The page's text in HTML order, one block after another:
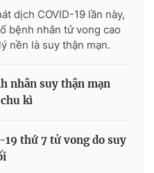
dịch COVID-19 lần này,
bệnh nhân tử vong cao
nền là suy thận mạn.
nhân suy thận mạn
kì
19 thứ 7 tử vong do suy